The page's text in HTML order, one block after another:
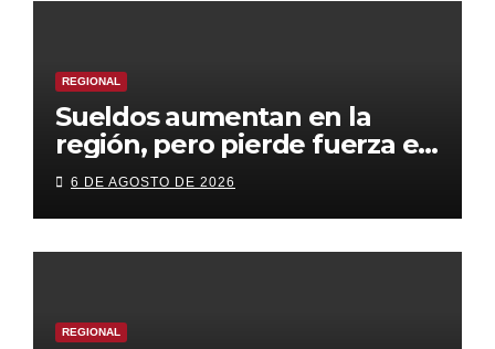
REGIONAL
Sueldos aumentan en la
región, pero pierde fuerza el
empleo formal
6 DE AGOSTO DE 2026
REGIONAL